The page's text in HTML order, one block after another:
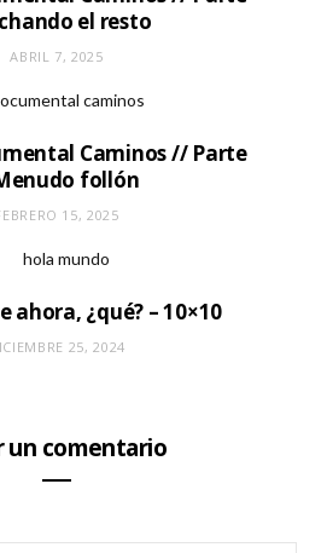
el resto
ABRIL 7, 2025
Caminos // Parte
follón
15, 2025
ahora, ¿qué? – 10×10
25, 2024
un comentario